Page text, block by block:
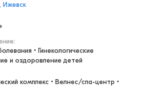
Ижевск
:
• Гинекологические
и оздоровление детей
комплекс • Велнес/спа-центр •